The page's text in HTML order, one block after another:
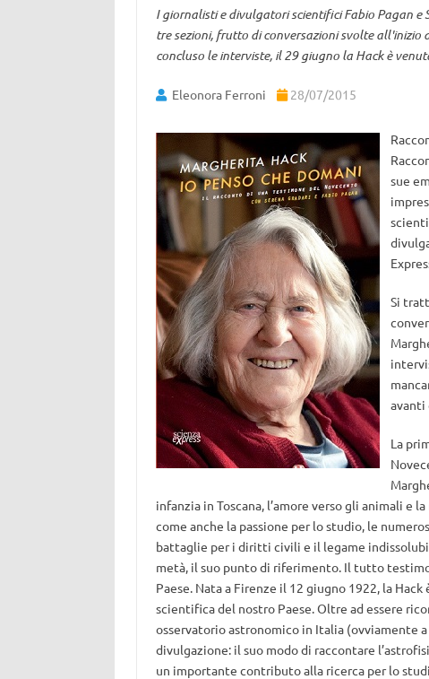
I giornalisti e divulgatori scientifici Fabio Pagan
tre sezioni, frutto di conversazioni svolte all'inizio
concluso le interviste, il 29 giugno la Hack è
Eleonora Ferroni 28/07/2015
sue
Si
avanti
La
infanzia in Toscana, l’amore verso gli animali e
come anche la passione per lo studio, le
battaglie per i diritti civili e il legame
metà, il suo punto di riferimento. Il tutto
Paese. Nata a Firenze il 12 giugno 1922, la
scientifica del nostro Paese. Oltre ad essere
osservatorio astronomico in Italia (ovviamente
divulgazione: il suo modo di raccontare
un importante contributo alla ricerca per lo